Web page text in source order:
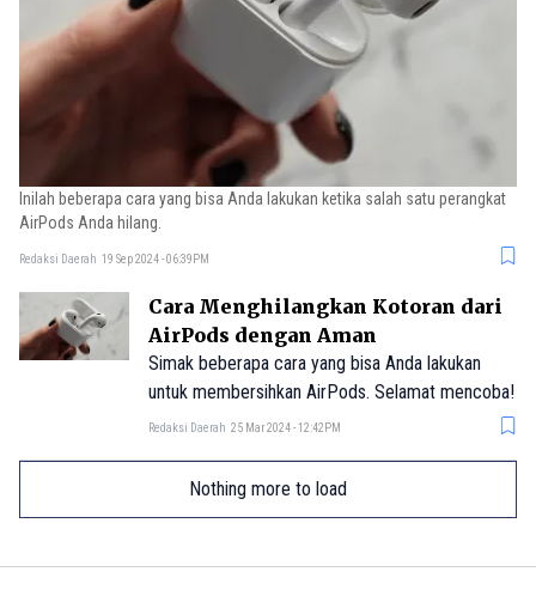
Inilah beberapa cara yang bisa Anda lakukan ketika salah satu perangkat
AirPods Anda hilang.
Redaksi Daerah 19 Sep 2024 - 06:39PM
Cara Menghilangkan Kotoran dari
AirPods dengan Aman
Simak beberapa cara yang bisa Anda lakukan
untuk membersihkan AirPods. Selamat mencoba!
Redaksi Daerah 25 Mar 2024 - 12:42PM
Nothing more to load